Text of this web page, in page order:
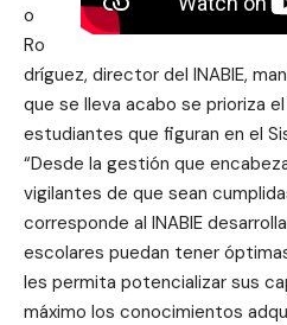
o
Ro
dríguez, director del INABIE,
que se lleva acabo se prioriza
estudiantes que figuran en el
“Desde la gestión que
vigilantes de que sean
corresponde al INABIE
escolares puedan tener
les permita potencializar sus
máximo los conocimientos